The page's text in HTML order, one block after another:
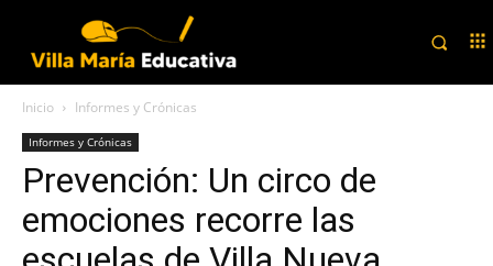
Inicio Informes y Crónicas
Informes y Crónicas
Prevención: Un circo de
emociones recorre las